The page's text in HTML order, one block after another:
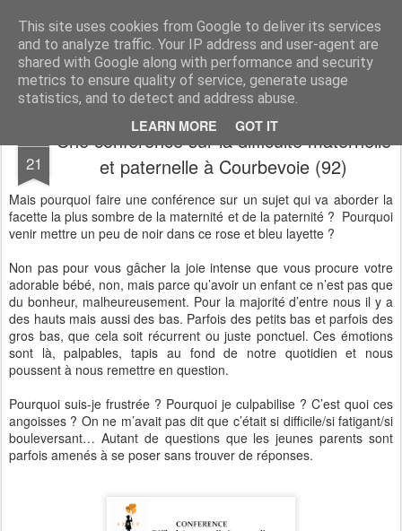
This site uses cookies from Google to deliver its services
and to analyze traffic. Your IP address and user-agent are
shared with Google along with performance and security
metrics to ensure quality of service, generate usage
statistics, and to detect and address abuse.
LEARN MORE GOT IT
Desperate Houseman : les pérégrinations d'un papa, mais pas que !
21
Une conférence sur la difficulté maternelle
et paternelle à Courbevoie (92)
Mais pourquoi faire une conférence sur un sujet qui va aborder la
facette la plus sombre de la maternité et de la paternité ? Pourquoi
venir mettre un peu de noir dans ce rose et bleu layette ?
Non pas pour vous gâcher la joie intense que vous procure votre
adorable bébé, non, mais parce qu’avoir un enfant ce n’est pas que
du bonheur, malheureusement. Pour la majorité d’entre nous il y a
des hauts mais aussi des bas. Parfois des petits bas et parfois des
gros bas, que cela soit récurrent ou juste ponctuel. Ces émotions
sont là, palpables, tapis au fond de notre quotidien et nous
poussent à nous remettre en question.
Pourquoi suis-je frustrée ? Pourquoi je culpabilise ? C’est quoi ces
angoisses ? On ne m’avait pas dit que c’était si difficile/si fatigant/si
bouleversant… Autant de questions que les jeunes parents sont
parfois amenés à se poser sans trouver de réponses.